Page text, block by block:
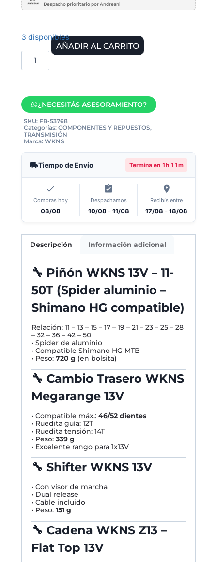
Despacho prioritario por Andreani
3 disponibles
AÑADIR AL CARRITO
¿NECESITÁS ASESORAMIENTO?
SKU: FB-53768
Categorías: COMPONENTES Y REPUESTOS,
TRANSMISIÓN
Marca: WKNS
Tiempo de Envío Termina en 1h 11m
Compras hoy
08/08
Despachamos
10/08 - 11/08
Recibís entre
17/08 - 18/08
Descripción Información adicional
🔧 Piñón WKNS 13V – 11-
50T (Spider aluminio –
Shimano HG compatible)
Relación: 11 – 13 – 15 – 17 – 19 – 21 – 23 – 25 – 28
– 32 – 36 – 42 – 50
• Spider de aluminio
• Compatible Shimano HG MTB
• Peso: 720 g (en bolsita)
🔧 Cambio Trasero WKNS
Megarange 13V
• Compatible máx.: 46/52 dientes
• Ruedita guía: 12T
• Ruedita tensión: 14T
• Peso: 339 g
• Excelente rango para 1x13V
🔧 Shifter WKNS 13V
• Con visor de marcha
• Dual release
• Cable incluido
• Peso: 151 g
🔧 Cadena WKNS Z13 –
Flat Top 13V